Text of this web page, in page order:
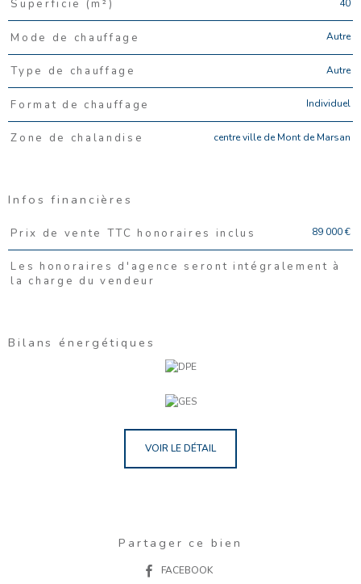
Superficie (m²) 40
Mode de chauffage Autre
Type de chauffage Autre
Format de chauffage Individuel
Zone de chalandise centre ville de Mont de Marsan
Infos financières
Caractéristiques Valeurs
Prix de vente TTC honoraires inclus 89 000 €
Les honoraires d'agence seront intégralement à
la charge du vendeur
Bilans énergétiques
VOIR LE DÉTAIL
Partager ce bien
FACEBOOK